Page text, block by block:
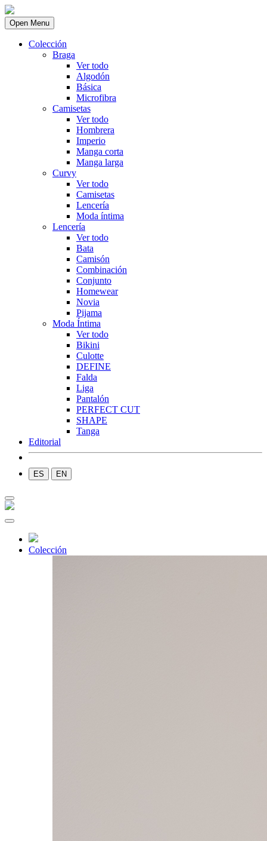
Open Menu
Colección
Braga
Ver todo
Algodón
Básica
Microfibra
Camisetas
Ver todo
Hombrera
Imperio
Manga corta
Manga larga
Curvy
Ver todo
Camisetas
Lencería
Moda íntima
Lencería
Ver todo
Bata
Camisón
Combinación
Conjunto
Homewear
Novia
Pijama
Moda Íntima
Ver todo
Bikini
Culotte
DEFINE
Falda
Liga
Pantalón
PERFECT CUT
SHAPE
Tanga
Editorial
ES EN
Colección